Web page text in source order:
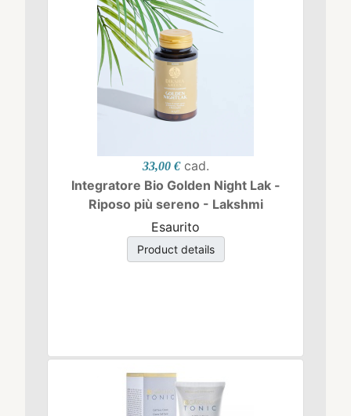
33,00 € cad.
Integratore Bio Golden Night Lak -
Riposo più sereno - Lakshmi
Esaurito
Product details